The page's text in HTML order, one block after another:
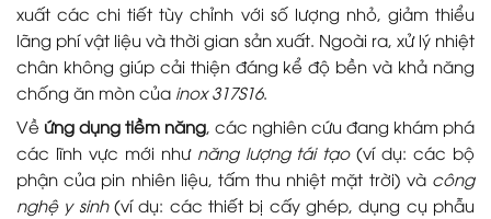
xuất các chi tiết tùy chỉnh với số lượng nhỏ, giảm thiểu
lãng phí vật liệu và thời gian sản xuất. Ngoài ra, xử lý nhiệt
chân không giúp cải thiện đáng kể độ bền và khả năng
chống ăn mòn của inox 317S16.
Về ứng dụng tiềm năng, các nghiên cứu đang khám phá
các lĩnh vực mới như năng lượng tái tạo(ví dụ: các bộ
phận của pin nhiên liệu, tấm thu nhiệt mặt trời) và công
nghệ y sinh(ví dụ: các thiết bị cấy ghép, dụng cụ phẫu